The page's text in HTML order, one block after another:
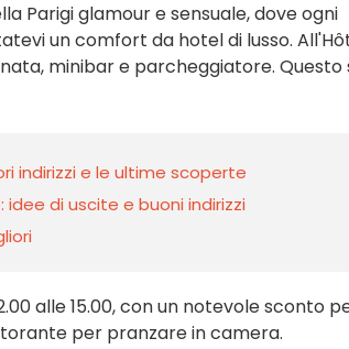
Parigi glamour e sensuale, dove ogni
un comfort da hotel di lusso.
minibar e parcheggiatore. Questo
indirizzi e le ultime scoperte
di uscite e buoni indirizzi
alle 15.00, con un notevole sconto
per pranzare in camera.